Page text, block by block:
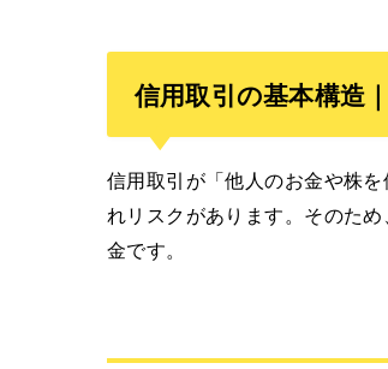
信用取引の基本構造
信用取引が「他人のお金や株
れリスクがあります。そのた
金です。